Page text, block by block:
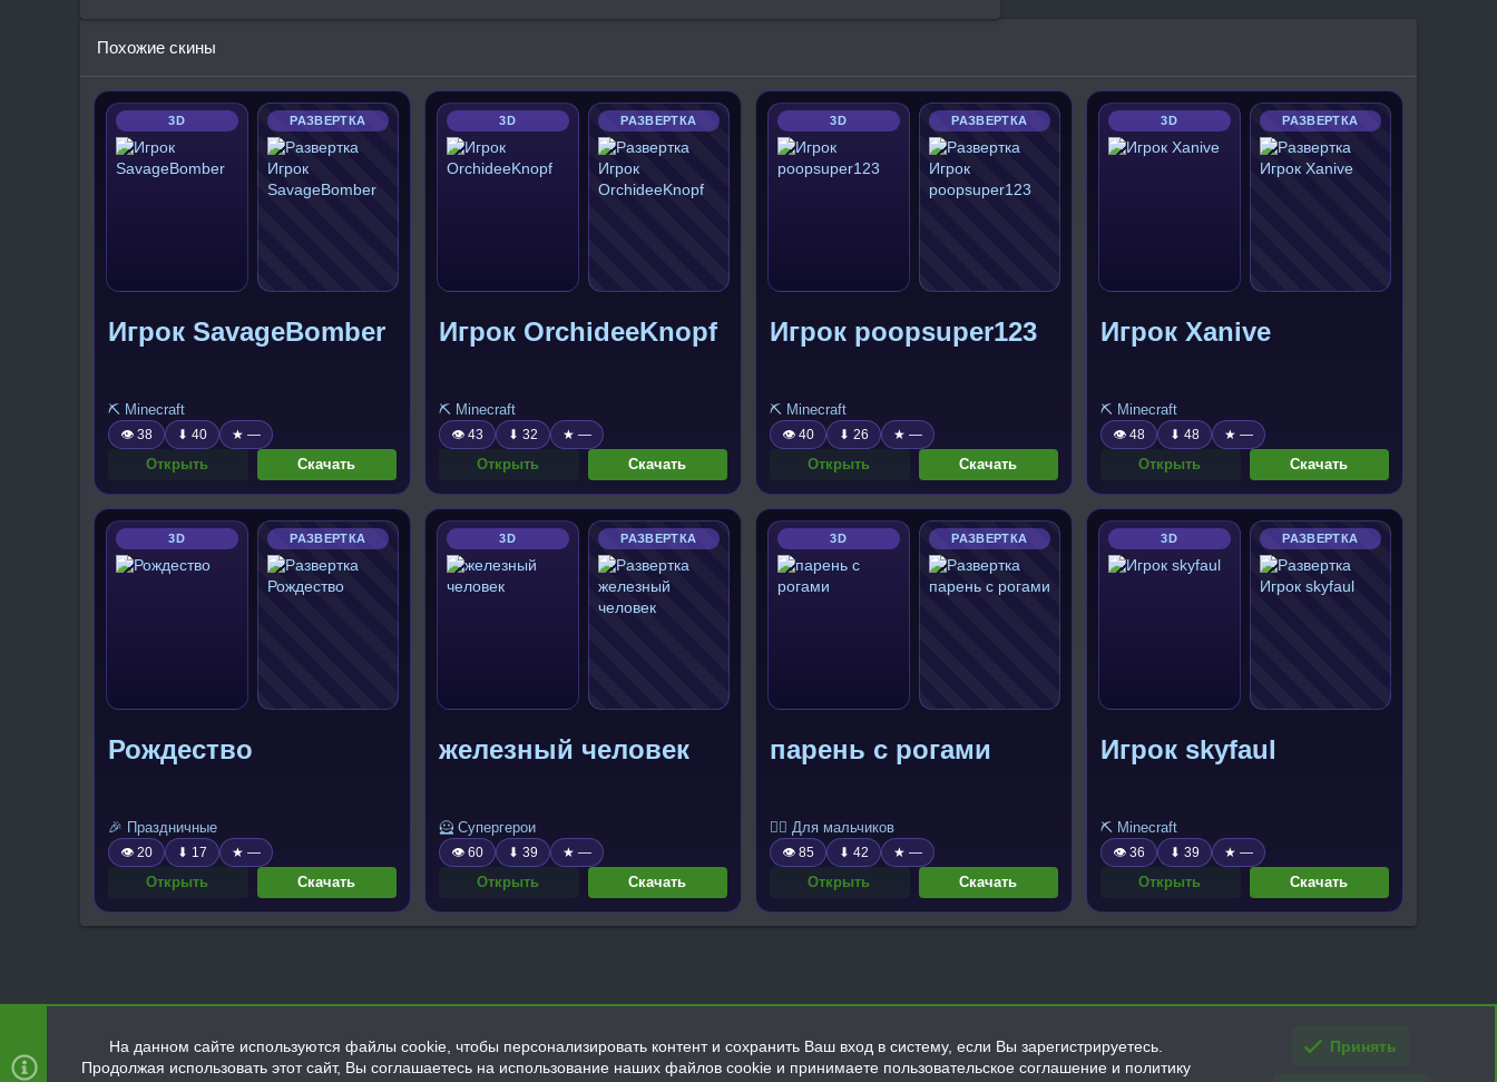
Похожие скины
3D РАЗВЕРТКА
Игрок SavageBomber
⛏️ Minecraft
👁 38 ⬇ 40 ★ —
Открыть Скачать
3D РАЗВЕРТКА
Игрок OrchideeKnopf
⛏️ Minecraft
👁 43 ⬇ 32 ★ —
Открыть Скачать
3D РАЗВЕРТКА
Игрок poopsuper123
⛏️ Minecraft
👁 40 ⬇ 26 ★ —
Открыть Скачать
3D РАЗВЕРТКА
Игрок Xanive
⛏️ Minecraft
👁 48 ⬇ 48 ★ —
Открыть Скачать
3D РАЗВЕРТКА
Рождество
🎉 Праздничные
👁 20 ⬇ 17 ★ —
Открыть Скачать
3D РАЗВЕРТКА
железный человек
🦸 Супергерои
👁 60 ⬇ 39 ★ —
Открыть Скачать
3D РАЗВЕРТКА
парень с рогами
🧍‍♂️ Для мальчиков
👁 85 ⬇ 42 ★ —
Открыть Скачать
3D РАЗВЕРТКА
Игрок skyfaul
⛏️ Minecraft
👁 36 ⬇ 39 ★ —
Открыть Скачать
На данном сайте используются файлы cookie, чтобы персонализировать контент и сохранить Ваш вход в систему, если Вы зарегистрируетесь.
Продолжая использовать этот сайт, Вы соглашаетесь на использование наших файлов cookie и принимаете пользовательское соглашение и политику
Принять